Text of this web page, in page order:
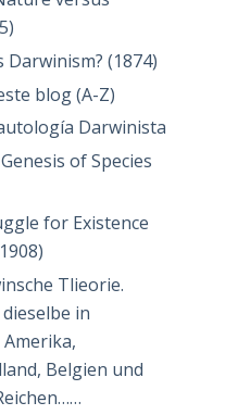
(1874)
blog (A-Z)
Darwinista
of Species
for Existence
Tlieorie.
in
Belgien und